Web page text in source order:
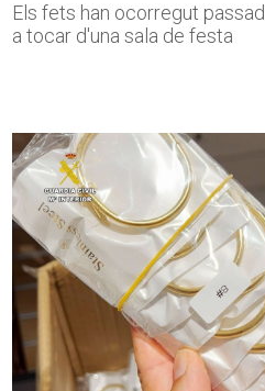
Els fets han ocorregut
a tocar d'una sala de festa